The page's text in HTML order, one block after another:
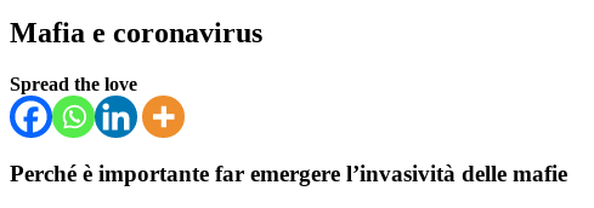
Mafia e coronavirus
Spread the love
Perché è importante far emergere l’invasività delle mafie